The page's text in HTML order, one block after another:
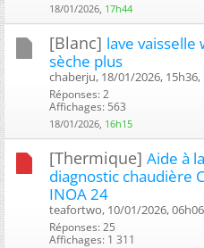
18/01/2026, 17h44
[Blanc] lave vaisselle
sèche plus
chaberju, 18/01/2026, 15h36, ‎
Réponses: 2
Affichages: 563
18/01/2026, 16h15
[Thermique] Aide à
diagnostic chaudière
INOA 24
teafortwo, 10/01/2026,
Réponses: 25
Affichages: 1 311